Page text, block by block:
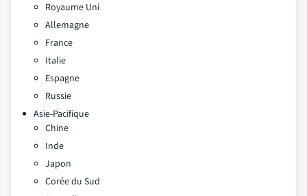
Royaume Uni
Allemagne
France
Italie
Espagne
Russie
Asie-Pacifique
Chine
Inde
Japon
Corée du Sud